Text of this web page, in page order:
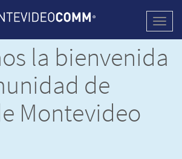
la bienvenida
de
Montevideo